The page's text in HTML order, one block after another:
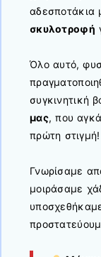
αδεσποτάκια
σκυλοτροφή
Όλο αυτό,
συγκινητική
μας, που
πρώτη
Γνωρίσαμε
μοιράσαμε